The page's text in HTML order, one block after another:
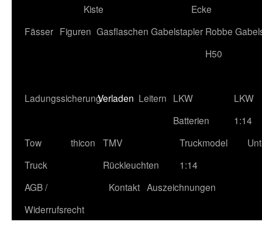
Kiste
Ecke
Fässer Figuren Gasflaschen Gabelstapler Robbe
H50
LadungssicherungVerladen Leitern LKW
Batterien
LKW
1:14
Tow
Truck
thicon
TMV
Rückleuchten
Truckmodel
1:14
AGB /
Widerrufsrecht
Kontakt Auszeichnungen